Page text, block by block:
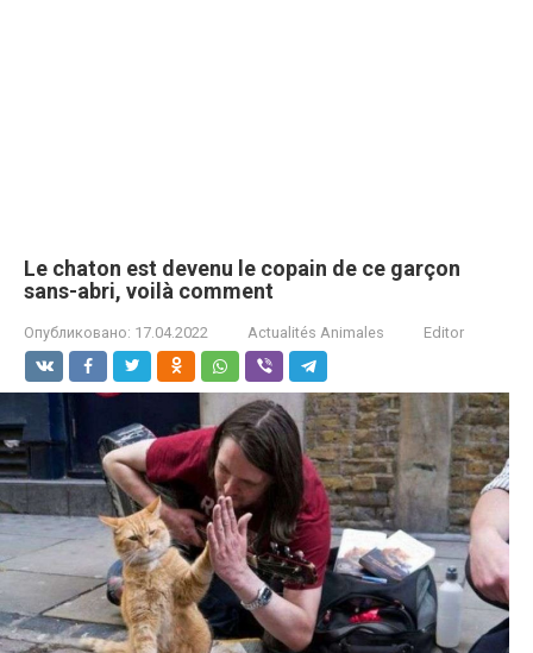
Le chaton est devenu le copain de ce garçon
sans-abri, voilà comment
Опубликовано: 17.04.2022 Actualités Animales Editor